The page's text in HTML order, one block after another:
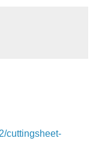
cuttingsheet-